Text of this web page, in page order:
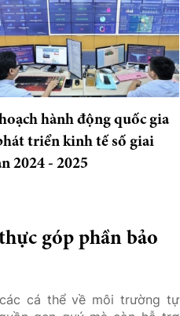
hành động quốc gia
triển kinh tế số giai
2024 - 2025
góp phần bảo
cá thể về môi trường tự